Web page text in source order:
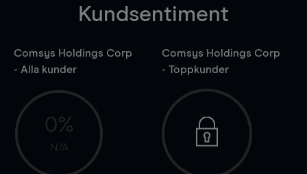
Kundsentiment
Comsys Holdings Corp
- Alla kunder
0%
N/A
Comsys Holdings Corp
- Toppkunder